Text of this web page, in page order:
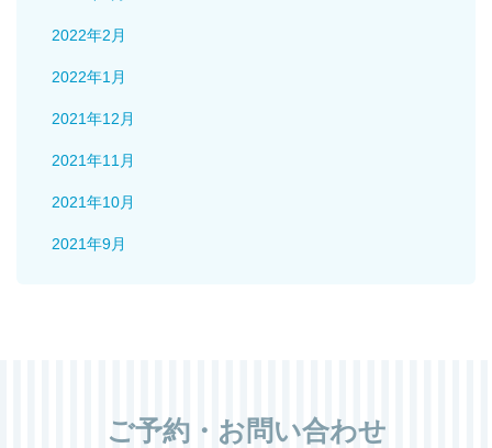
2022年2月
2022年1月
2021年12月
2021年11月
2021年10月
2021年9月
ご予約・お問い合わせ